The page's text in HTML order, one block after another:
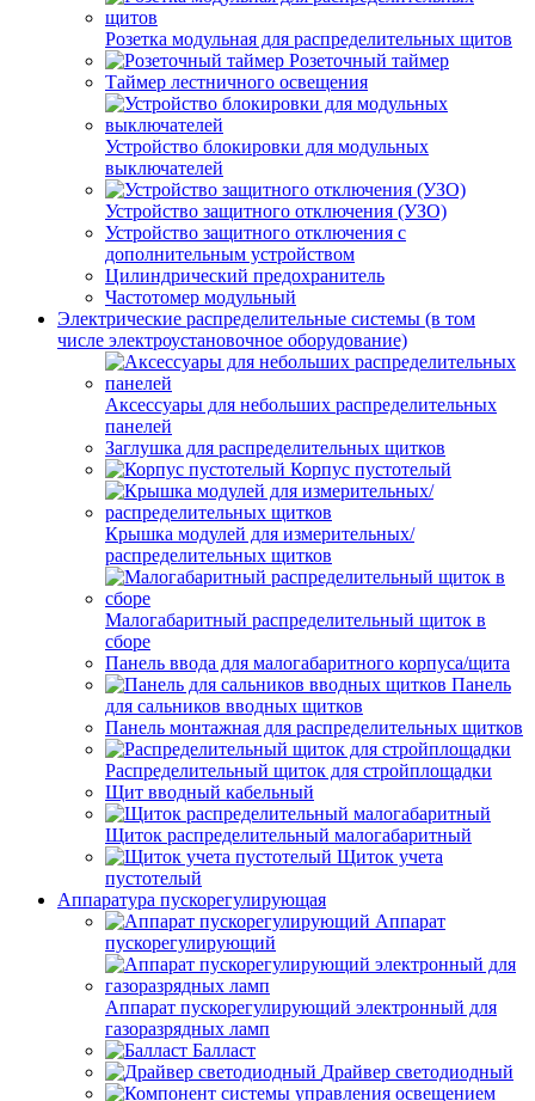
Розетка модульная для распределительных щитов
Розеточный таймер
Таймер лестничного освещения
Устройство блокировки для модульных
выключателей
Устройство защитного отключения (УЗО)
Устройство защитного отключения с
дополнительным устройством
Цилиндрический предохранитель
Частотомер модульный
Электрические распределительные системы (в том
числе электроустановочное оборудование)
Аксессуары для небольших распределительных
панелей
Заглушка для распределительных щитков
Корпус пустотелый
Крышка модулей для измерительных/
распределительных щитков
Малогабаритный распределительный щиток в
сборе
Панель ввода для малогабаритного корпуса/щита
Панель
для сальников вводных щитков
Панель монтажная для распределительных щитков
Распределительный щиток для стройплощадки
Щит вводный кабельный
Щиток распределительный малогабаритный
Щиток учета
пустотелый
Аппаратура пускорегулирующая
Аппарат
пускорегулирующий
Аппарат пускорегулирующий электронный для
газоразрядных ламп
Балласт
Драйвер светодиодный